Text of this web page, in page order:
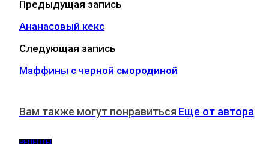
Предыдущая запись
Ананасовый кекс
Следующая запись
Маффины с черной смородиной
Вам также могут понравиться Еще от автора